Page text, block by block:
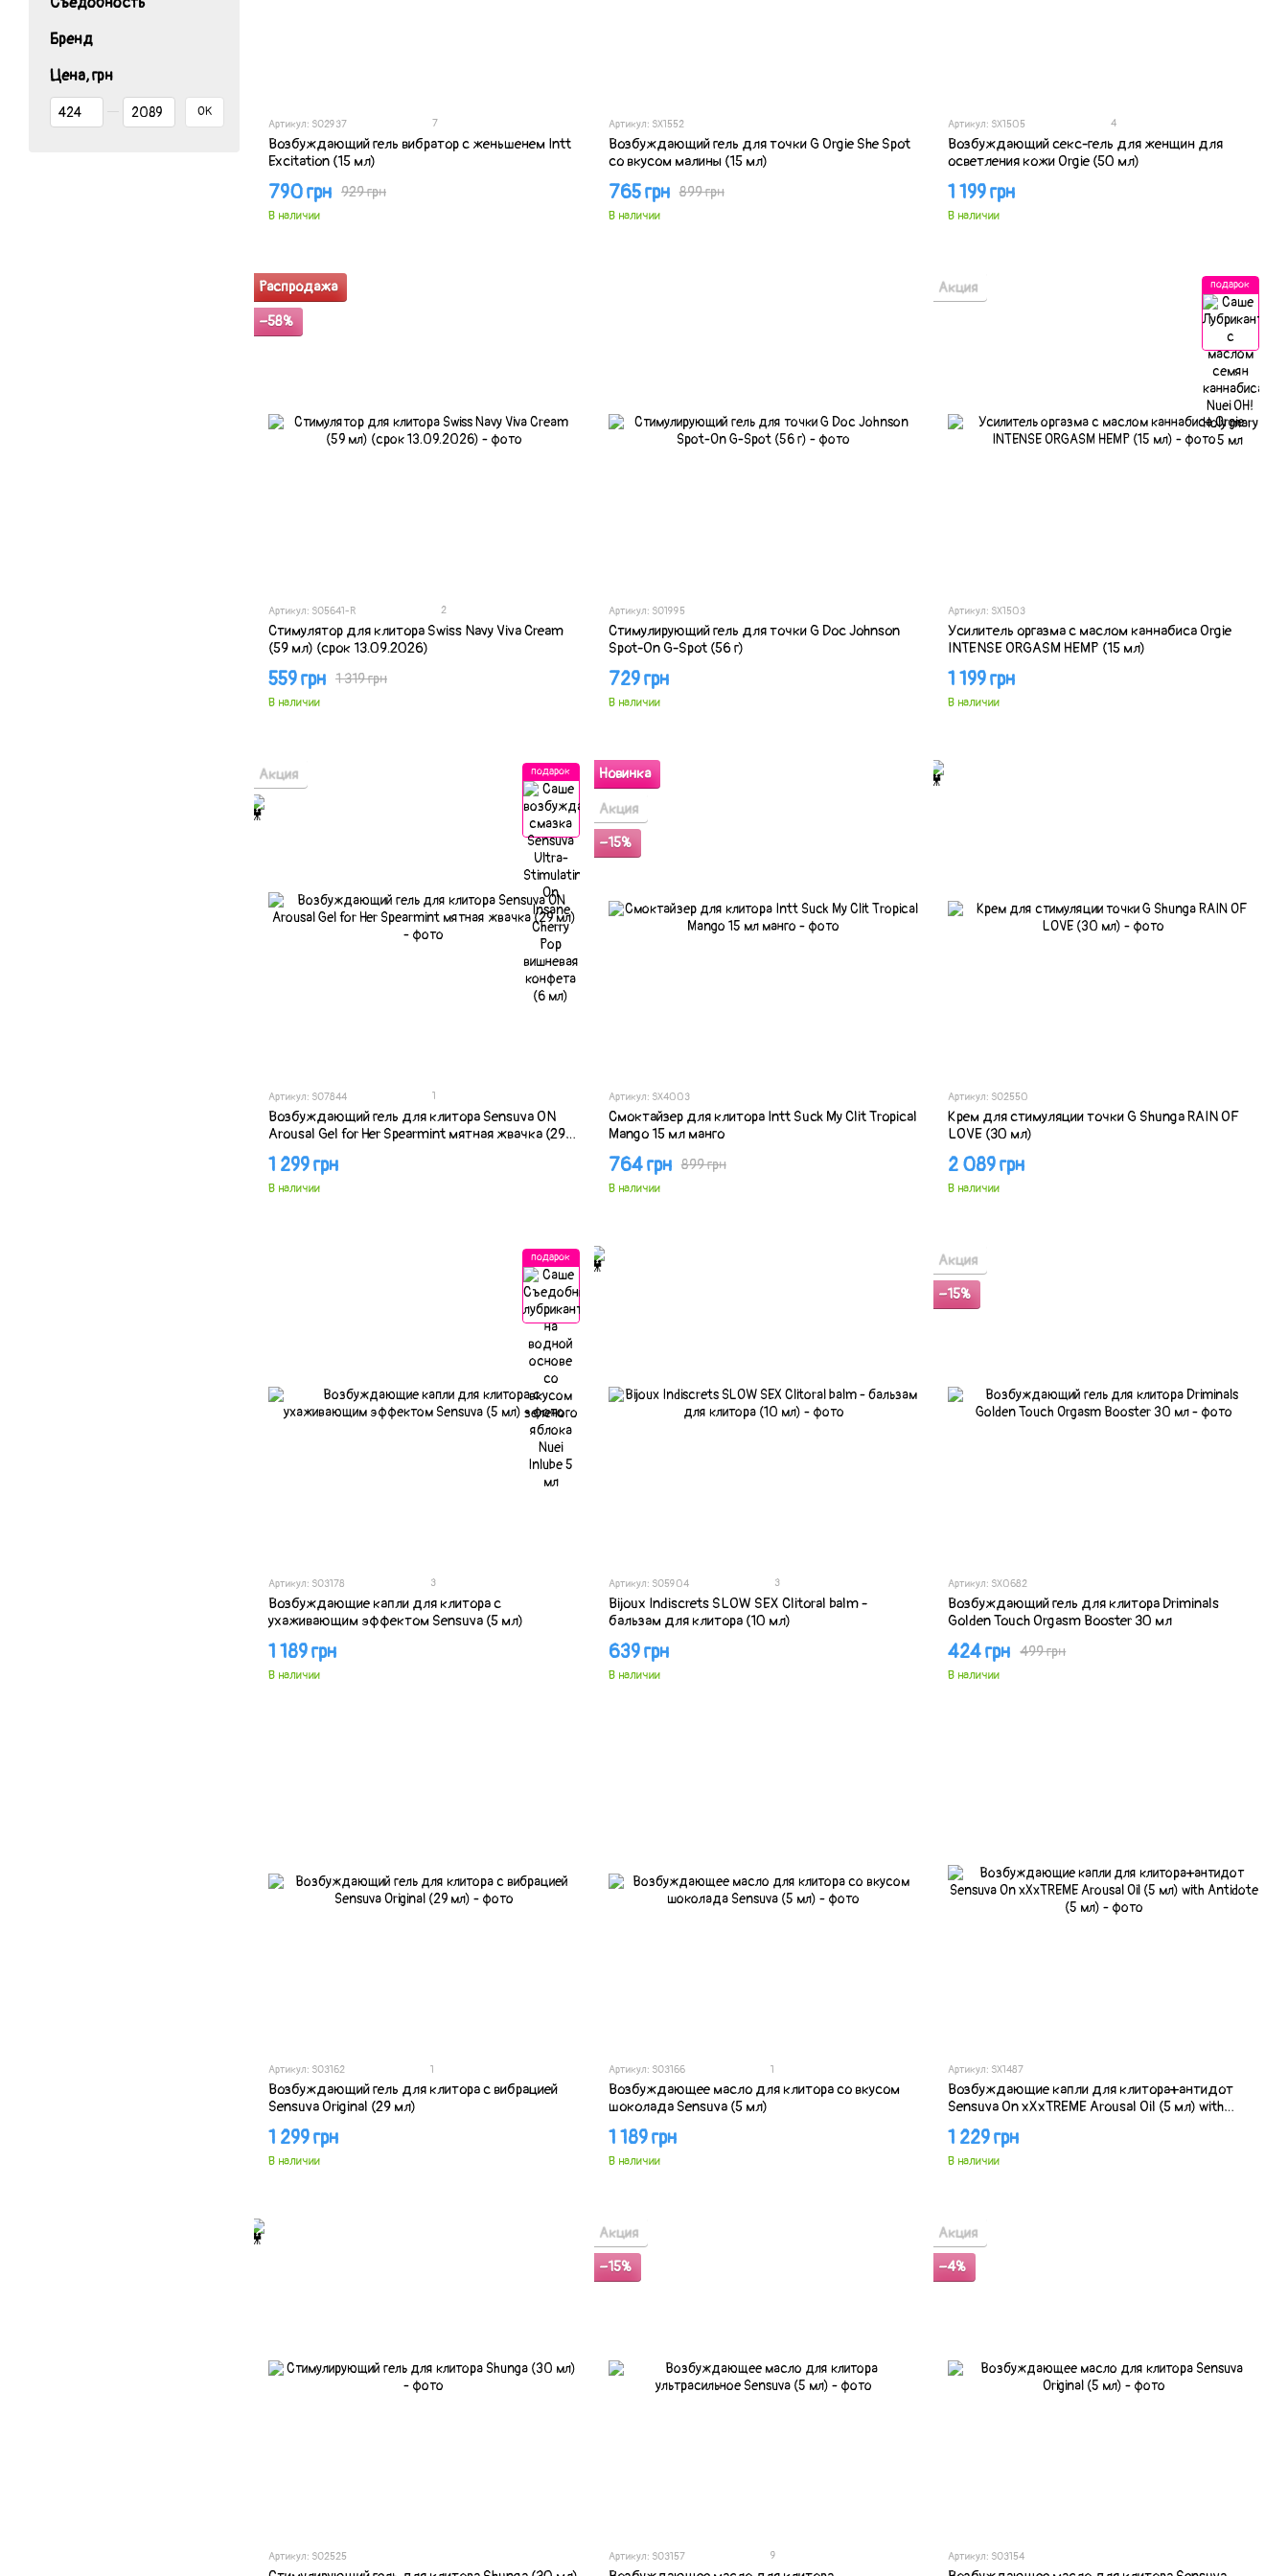
Артикул: SO2937 7
Возбуждающий гель вибратор с женьшенем Intt
Excitation (15 мл)
929 грн
790 грн
В наличии
Артикул: SX1552
Возбуждающий гель для точки G Orgie She Spot
со вкусом малины (15 мл)
899 грн
765 грн
В наличии
Артикул: SX1505 4
Возбуждающий секс-гель для женщин для
осветления кожи Orgie (50 мл)
1 199 грн
В наличии
Распродажа
−58%
Артикул: SO5641-R 2
Стимулятор для клитора Swiss Navy Viva Cream
(59 мл) (срок 13.09.2026)
1 319 грн
559 грн
В наличии
Артикул: SO1995
Стимулирующий гель для точки G Doc Johnson
Spot-On G-Spot (56 г)
729 грн
В наличии
подарок
Акция
Артикул: SX1503
Усилитель оргазма с маслом каннабиса Orgie
INTENSE ORGASM HEMP (15 мл)
1 199 грн
В наличии
подарок
Акция
Артикул: SO7844 1
Возбуждающий гель для клитора Sensuva ON
Arousal Gel for Her Spearmint мятная жвачка (29
мл)
1 299 грн
В наличии
Новинка
Акция
−15%
Артикул: SX4003
Смоктайзер для клитора Intt Suck My Clit Tropical
Mango 15 мл манго
899 грн
764 грн
В наличии
Артикул: SO2550
Крем для стимуляции точки G Shunga RAIN OF
LOVE (30 мл)
2 089 грн
В наличии
подарок
Артикул: SO3178 3
Возбуждающие капли для клитора с
ухаживающим эффектом Sensuva (5 мл)
1 189 грн
В наличии
Артикул: SO5904 3
Bijoux Indiscrets SLOW SEX Clitoral balm -
бальзам для клитора (10 мл)
639 грн
В наличии
Акция
−15%
Артикул: SX0682
Возбуждающий гель для клитора Driminals
Golden Touch Orgasm Booster 30 мл
499 грн
424 грн
В наличии
Артикул: SO3162 1
Возбуждающий гель для клитора с вибрацией
Sensuva Original (29 мл)
1 299 грн
В наличии
Артикул: SO3166 1
Возбуждающее масло для клитора со вкусом
шоколада Sensuva (5 мл)
1 189 грн
В наличии
Артикул: SX1487
Возбуждающие капли для клитора+антидот
Sensuva On xXxTREME Arousal Oil (5 мл) with
Antidote (5 мл)
1 229 грн
В наличии
Артикул: SO2525
Акция
−15%
Артикул: SO3157 9
Акция
−4%
Артикул: SO3154
Бренд
Цена, грн
От Цена, грн
До Цена, грн OK